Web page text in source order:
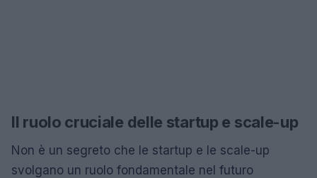
Il ruolo cruciale delle startup e scale-up
Non è un segreto che le startup e le scale-up
svolgano un ruolo fondamentale nel futuro